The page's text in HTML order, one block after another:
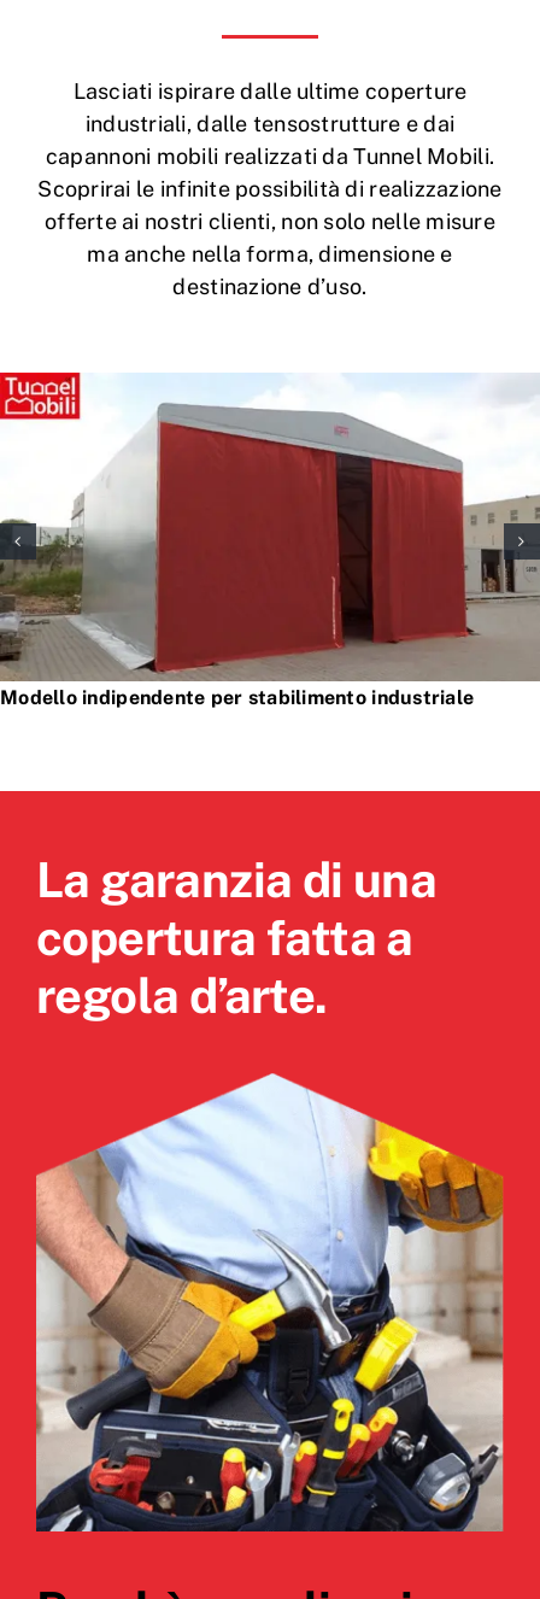
Lasciati ispirare dalle ultime coperture
industriali, dalle tensostrutture e dai
capannoni mobili realizzati da Tunnel Mobili.
Scoprirai le infinite possibilità di realizzazione
offerte ai nostri clienti, non solo nelle misure
ma anche nella forma, dimensione e
destinazione d’uso.
Modello indipendente per stabilimento industriale
La garanzia di una
copertura fatta a
regola d’arte.